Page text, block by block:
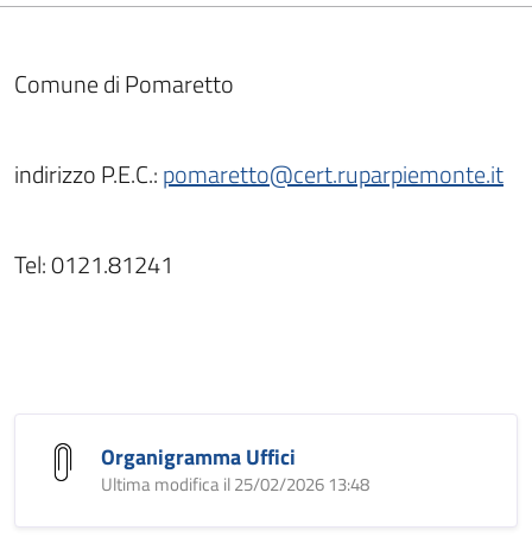
Comune di Pomaretto
indirizzo P.E.C.:pomaretto@cert.ruparpiemonte.it
Tel: 0121.81241
Organigramma Uffici
Ultima modifica il 25/02/2026 13:48